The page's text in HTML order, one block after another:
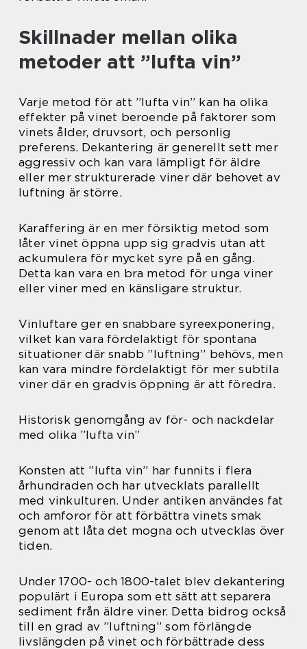
Skillnader mellan olika
metoder att ”lufta vin”
Varje metod för att ”lufta vin” kan ha olika
effekter på vinet beroende på faktorer som
vinets ålder, druvsort, och personlig
preferens. Dekantering är generellt sett mer
aggressiv och kan vara lämpligt för äldre
eller mer strukturerade viner där behovet av
luftning är större.
Karaffering är en mer försiktig metod som
låter vinet öppna upp sig gradvis utan att
ackumulera för mycket syre på en gång.
Detta kan vara en bra metod för unga viner
eller viner med en känsligare struktur.
Vinluftare ger en snabbare syreexponering,
vilket kan vara fördelaktigt för spontana
situationer där snabb ”luftning” behövs, men
kan vara mindre fördelaktigt för mer subtila
viner där en gradvis öppning är att föredra.
Historisk genomgång av för- och nackdelar
med olika ”lufta vin”
Konsten att ”lufta vin” har funnits i flera
århundraden och har utvecklats parallellt
med vinkulturen. Under antiken användes fat
och amforor för att förbättra vinets smak
genom att låta det mogna och utvecklas över
tiden.
Under 1700- och 1800-talet blev dekantering
populärt i Europa som ett sätt att separera
sediment från äldre viner. Detta bidrog också
till en grad av ”luftning” som förlängde
livslängden på vinet och förbättrade dess